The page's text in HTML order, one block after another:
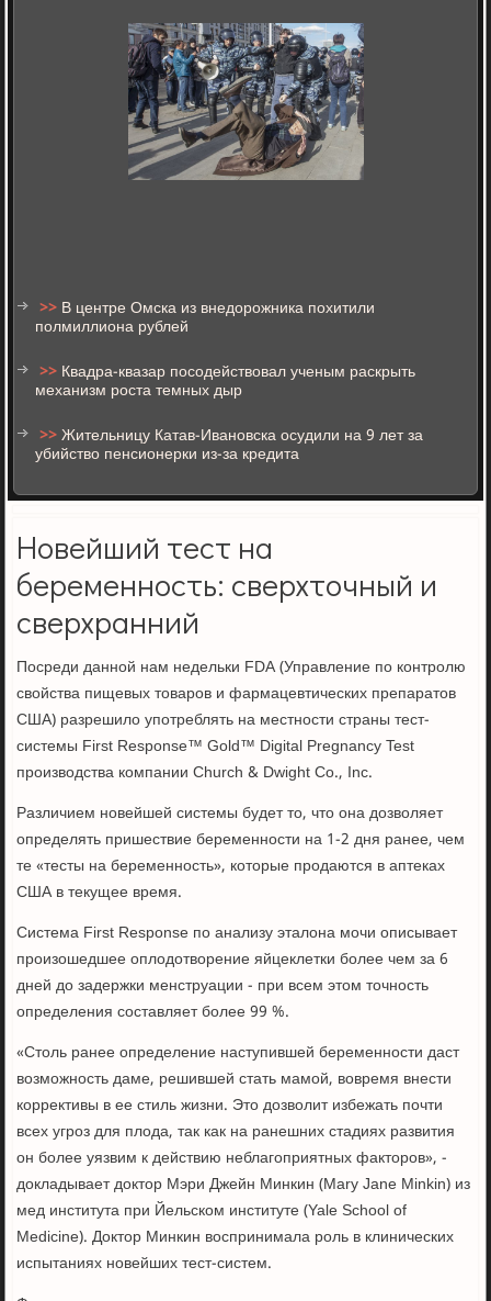
>> В центре Омска из внедорожника похитили
полмиллиона рублей
>> Квадра-квазар посодействовал ученым раскрыть
механизм роста темных дыр
>>Жительницу Катав-Ивановска осудили на 9 лет за
убийство пенсионерки из-за кредита
Новейший тест на
беременность: сверхточный и
сверхранний
Посреди данной нам недельки FDA (Управление по контролю
свойства пищевых товаров и фармацевтических препаратов
США) разрешило употреблять на местности страны тест-
системы First Response™ Gold™ Digital Pregnancy Test
производства компании Church & Dwight Co., Inc.
Различием новейшей системы будет то, что она дозволяет
определять пришествие беременности на 1-2 дня ранее, чем
те «тесты на беременность», которые продаются в аптеках
США в текущее время.
Система First Response по анализу эталона мочи описывает
произошедшее оплодотворение яйцеклетки более чем за 6
дней до задержки менструации - при всем этом точность
определения составляет более 99 %.
«Столь ранее определение наступившей беременности даст
возможность даме, решившей стать мамой, вовремя внести
коррективы в ее стиль жизни. Это дозволит избежать почти
всех угроз для плода, так как на ранешних стадиях развития
он более уязвим к действию неблагоприятных факторов», -
докладывает доктор Мэри Джейн Минкин (Mary Jane Minkin) из
мед института при Йельском институте (Yale School of
Medicine). Доктор Минкин воспринимала роль в клинических
испытаниях новейших тест-систем.